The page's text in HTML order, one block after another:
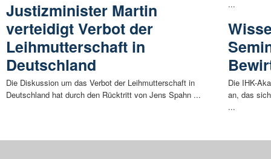
Justizminister Martin
verteidigt Verbot der
Leihmutterschaft in
Deutschland
Die Diskussion um das Verbot der Leihmutterschaft in
Deutschland hat durch den Rücktritt von Jens Spahn ...
...
Die IHK-
an, das
...